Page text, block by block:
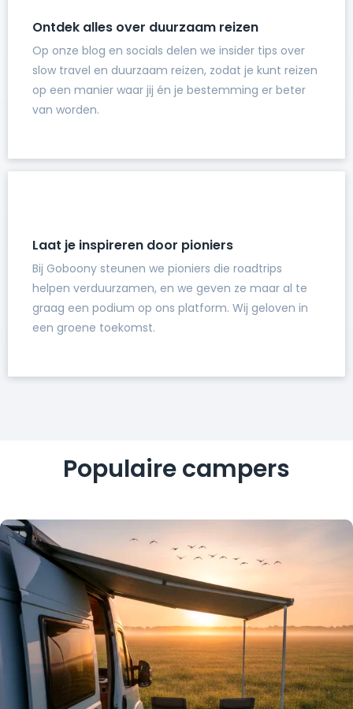
Ontdek alles over duurzaam reizen
Op onze blog en socials delen we insider tips over
slow travel en duurzaam reizen, zodat je kunt reizen
op een manier waar jij én je bestemming er beter
van worden.
Laat je inspireren door pioniers
Bij Goboony steunen we pioniers die roadtrips
helpen verduurzamen, en we geven ze maar al te
graag een podium op ons platform. Wij geloven in
een groene toekomst.
Populaire campers